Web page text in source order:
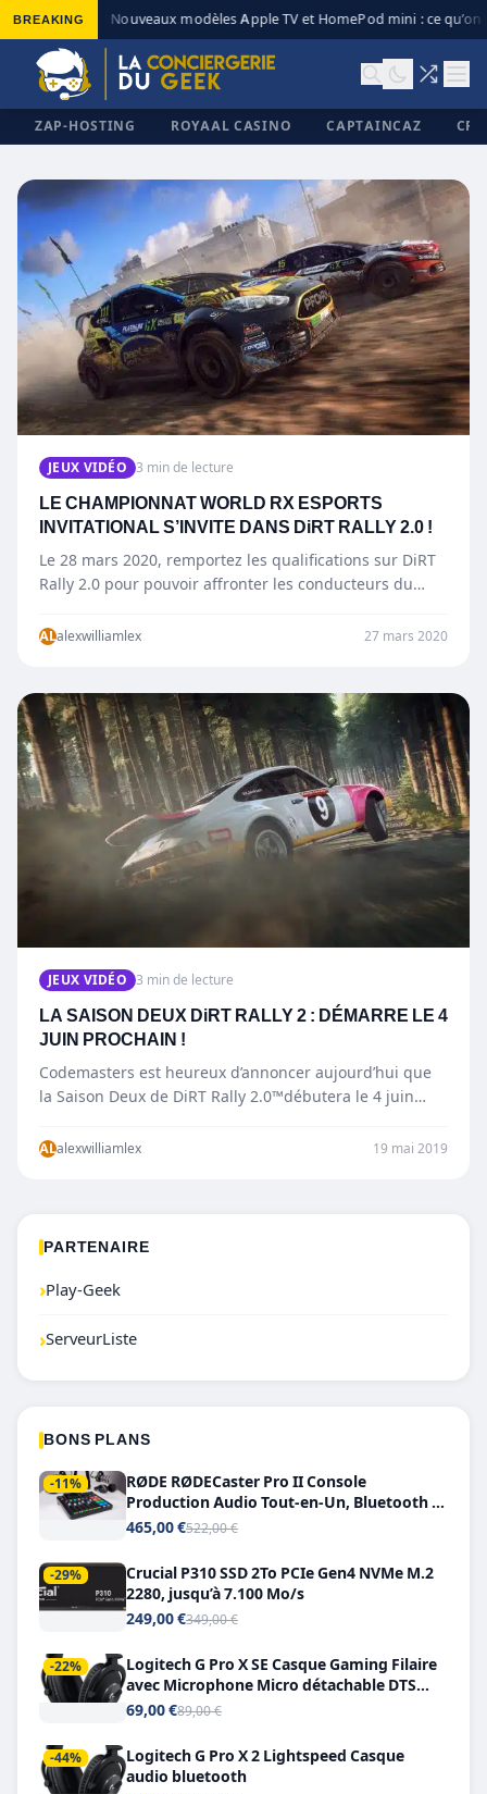
BREAKING Nouveaux modèles Apple TV et HomePod mini : ce qu’on
ZAP-HOSTING ROYAAL CASINO CAPTAINCAZ
✕
JEUX VIDÉO 3 min de lecture
LE CHAMPIONNAT WORLD RX ESPORTS
INVITATIONAL S’INVITE DANS DiRT RALLY 2.0 !
Le 28 mars 2020, remportez les qualifications sur DiRT
Rally 2.0 pour pouvoir affronter les conducteurs du
ALalexwilliamlex 27 mars 2020
JEUX VIDÉO 3 min de lecture
LA SAISON DEUX DiRT RALLY 2 : DÉMARRE LE 4
JUIN PROCHAIN !
Codemasters est heureux d’annoncer aujourd’hui que
la Saison Deux de DiRT Rally 2.0™débutera le 4 juin
ALalexwilliamlex 19 mai 2019
PARTENAIRE
›Play-Geek
›ServeurListe
BONS PLANS
-11%
RØDE RØDECaster Pro II Console
Production Audio Tout-en-Un, Bluetooth et
Double USB-C
465,00 €522,00 €
-29%
Crucial P310 SSD 2To PCIe Gen4 NVMe M.2
2280, jusqu’à 7.100 Mo/s
249,00 €349,00 €
-22%
Logitech G Pro X SE Casque Gaming Filaire
avec Microphone Micro détachable DTS
Headphone X 7.1
69,00 €89,00 €
-44%
Logitech G Pro X 2 Lightspeed Casque
audio bluetooth